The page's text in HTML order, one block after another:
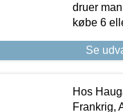
druer
købe 6
Se
Hos
Frankrig,